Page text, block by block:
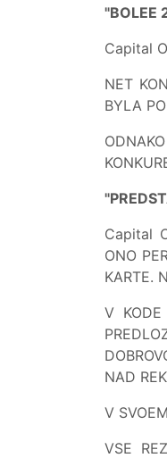
"BOLEE
Capital
NET
BYLA
Capital
ONO
KARTE.
V KODE
NAD
V
VSE